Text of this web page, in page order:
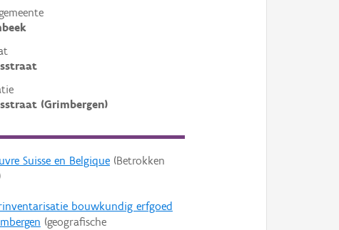
(Grimbergen)
Suisse en Belgique(Betrokken
bouwkundig erfgoed
(geografische